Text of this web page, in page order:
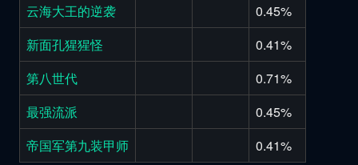
云海大王的逆袭
0.45%
新面孔猩猩怪
0.41%
第八世代
0.71%
最强流派
0.45%
帝国军第九装甲师
0.41%